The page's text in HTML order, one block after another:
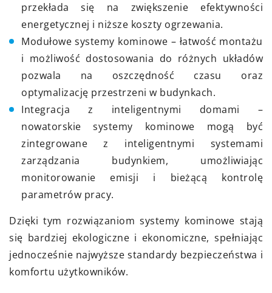
przekłada się na zwiększenie efektywności
energetycznej i niższe koszty ogrzewania.
Modułowe systemy kominowe – łatwość montażu
i możliwość dostosowania do różnych układów
pozwala na oszczędność czasu oraz
optymalizację przestrzeni w budynkach.
Integracja z inteligentnymi domami –
nowatorskie systemy kominowe mogą być
zintegrowane z inteligentnymi systemami
zarządzania budynkiem, umożliwiając
monitorowanie emisji i bieżącą kontrolę
parametrów pracy.
Dzięki tym rozwiązaniom systemy kominowe stają
się bardziej ekologiczne i ekonomiczne, spełniając
jednocześnie najwyższe standardy bezpieczeństwa i
komfortu użytkowników.